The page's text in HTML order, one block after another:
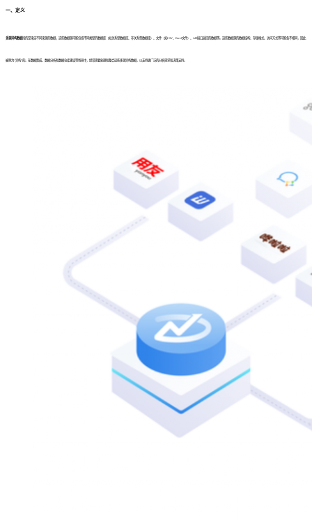
一、定义
多源异构数据指的是来自不同来源的数据，这些数据源可能包括不同类型的数据库（如关系型数据库、非关系型数据库）、文件（如CSV、Excel文件）、API接口返回的数据等。这些数据源的数据结构、存储格式、访问方式等可能各不相同，因此
被称为“异构”的。在数据集成、数据分析和数据仓库建设等场景中，经常需要处理和整合这些多源异构数据，以支持更广泛的分析需求和决策支持。